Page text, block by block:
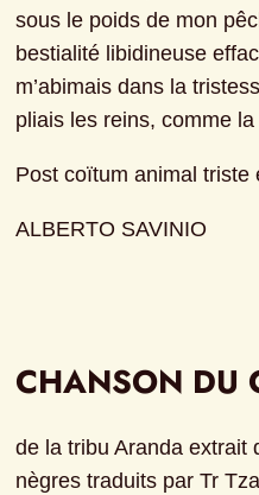
sous le poids de mon
bestialité libidineuse
m’abimais dans la
pliais les reins, comme
Post coïtum animal triste
ALBERTO SAVINIO
CHANSON DU
de la tribu Aranda extrait
nègres traduits par Tr